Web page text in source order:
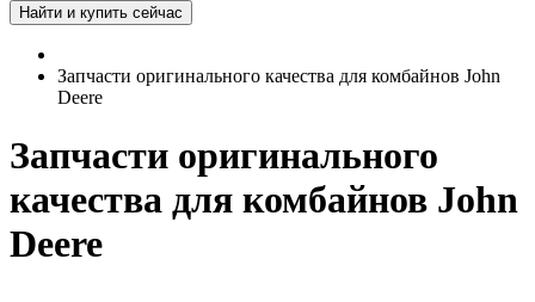
Запчасти оригинального качества для комбайнов John
Deere
Запчасти оригинального
качества для комбайнов John
Deere